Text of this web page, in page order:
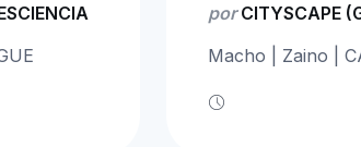
porCITYSCAPE
Macho | Zaino |